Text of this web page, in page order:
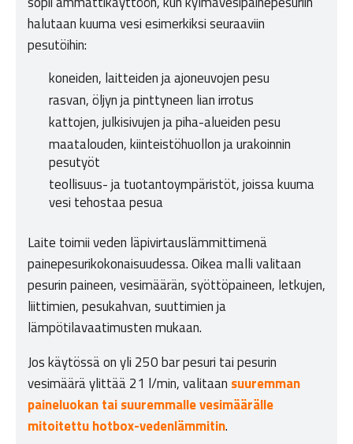
halutaan kuuma vesi esimerkiksi seuraaviin
pesutöihin:
koneiden, laitteiden ja ajoneuvojen pesu
rasvan, öljyn ja pinttyneen lian irrotus
kattojen, julkisivujen ja piha-alueiden pesu
maatalouden, kiinteistöhuollon ja urakoinnin
pesutyöt
teollisuus- ja tuotantoympäristöt, joissa kuuma
vesi tehostaa pesua
Laite toimii veden läpivirtauslämmittimenä
painepesurikokonaisuudessa. Oikea malli valitaan
pesurin paineen, vesimäärän, syöttöpaineen, letkujen,
liittimien, pesukahvan, suuttimien ja
lämpötilavaatimusten mukaan.
Jos käytössä on yli 250 bar pesuri tai pesurin
vesimäärä ylittää 21 l/min, valitaan suuremman
paineluokan tai suuremmalle vesimäärälle
mitoitettu hotbox-vedenlämmitin.